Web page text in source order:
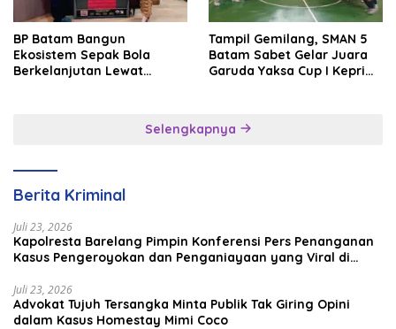
BP Batam Bangun
Ekosistem Sepak Bola
Berkelanjutan Lewat
Tampil Gemilang, SMAN 5
Batam Sabet Gelar Juara
Garuda Yaksa Cup I Kepri
Selengkapnya
Berita Kriminal
Juli 23, 2026
Kapolresta Barelang Pimpin Konferensi Pers Penanganan
Kasus Pengeroyokan dan Penganiayaan yang Viral di
Juli 23, 2026
Advokat Tujuh Tersangka Minta Publik Tak Giring Opini
dalam Kasus Homestay Mimi Coco